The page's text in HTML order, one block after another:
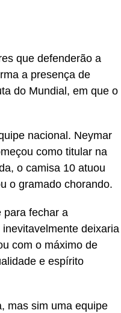
que defenderão a
a presença de
do Mundial, em que o
nacional. Neymar
como titular na
o camisa 10 atuou
o gramado chorando.
para fechar a
deixaria
com o máximo de
e espírito
mas sim uma equipe